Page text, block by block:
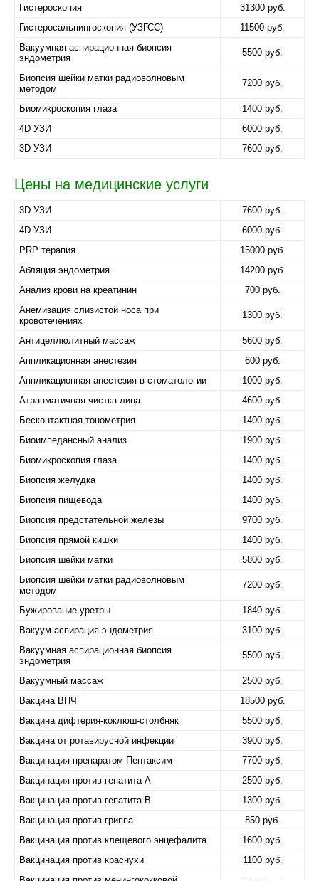
Гистероскопия
31300 руб.
Гистеросальпингоскопия (УЗГСС)
11500 руб.
Вакуумная аспирационная биопсия
эндометрия
5500 руб.
Биопсия шейки матки радиоволновым
методом
7200 руб.
Биомикроскопия глаза
1400 руб.
4D УЗИ
6000 руб.
3D УЗИ
7600 руб.
Цены на медицинские услуги
3D УЗИ
7600 руб.
4D УЗИ
6000 руб.
PRP терапия
15000 руб.
Абляция эндометрия
14200 руб.
Анализ крови на креатинин
700 руб.
Анемизация слизистой носа при
кровотечениях
1300 руб.
Антицеллюлитный массаж
5600 руб.
Аппликационная анестезия
600 руб.
Аппликационная анестезия в стоматологии
1000 руб.
Атравматичная чистка лица
4600 руб.
Бесконтактная тонометрия
1400 руб.
Биоимпедансный анализ
1900 руб.
Биомикроскопия глаза
1400 руб.
Биопсия желудка
1400 руб.
Биопсия пищевода
1400 руб.
Биопсия предстательной железы
9700 руб.
Биопсия прямой кишки
1400 руб.
Биопсия шейки матки
5800 руб.
Биопсия шейки матки радиоволновым
методом
7200 руб.
Бужирование уретры
1840 руб.
Вакуум-аспирация эндометрия
3100 руб.
Вакуумная аспирационная биопсия
эндометрия
5500 руб.
Вакуумный массаж
2500 руб.
Вакцина ВПЧ
18500 руб.
Вакцина дифтерия-коклюш-столбняк
5500 руб.
Вакцина от ротавирусной инфекции
3900 руб.
Вакцинация препаратом Пентаксим
7700 руб.
Вакцинация против гепатита А
2500 руб.
Вакцинация против гепатита В
1300 руб.
Вакцинация против гриппа
850 руб.
Вакцинация против клещевого энцефалита
1600 руб.
Вакцинация против краснухи
1100 руб.